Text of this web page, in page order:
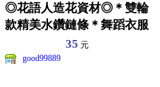
◎花語人造花資材◎＊雙輪
款精美水鑽鏈條＊舞蹈衣服
~皮包~髮飾裝飾
35 元
good99889